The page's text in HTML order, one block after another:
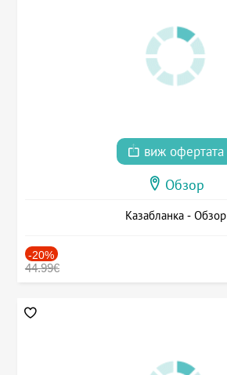
виж офертата
Обзор
Казабланка - Обзор
-20%
44.99€